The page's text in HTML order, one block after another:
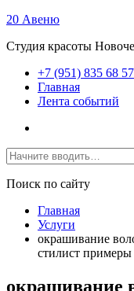
20 Авеню
Студия красоты
+7 (951) 835 68 57
Главная
Лента событий
Поиск по сайту
Главная
Услуги
окрашивание
стилист примеры
окрашивание